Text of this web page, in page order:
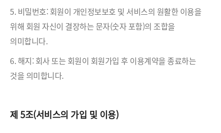
5. 비밀번호: 회원이 개인정보보호 및 서비스의 원활한 이용을
위해 회원 자신이 결장하는 문자(숫자 포함)의 조합을
의미합니다.
6. 해지: 회사 또는 회원이 회원가입 후 이용계약을 종료하는
것을 의미합니다.
제 5조(서비스의 가입 및 이용)